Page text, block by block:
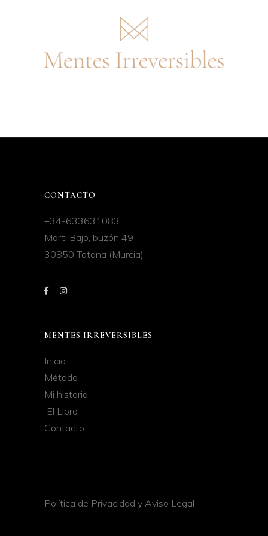
CONTACTO
+34-633631083
Morti Bajo, buzón 49
30850 Totana (Murcia)
MENTES IRREVERSIBLES
Inicio
Método
Mi historia
El Libro
Contacto
Política de Privacidad y Aviso Legal